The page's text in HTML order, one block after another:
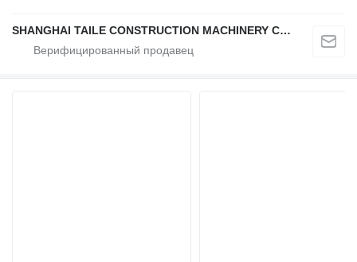
SHANGHAI TAILE CONSTRUCTION MACHINERY CO.,LID